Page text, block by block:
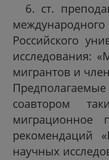
6. ст.
Российского
исследования:
мигрантов и
соавтором
миграционное
рекомендаций
научных